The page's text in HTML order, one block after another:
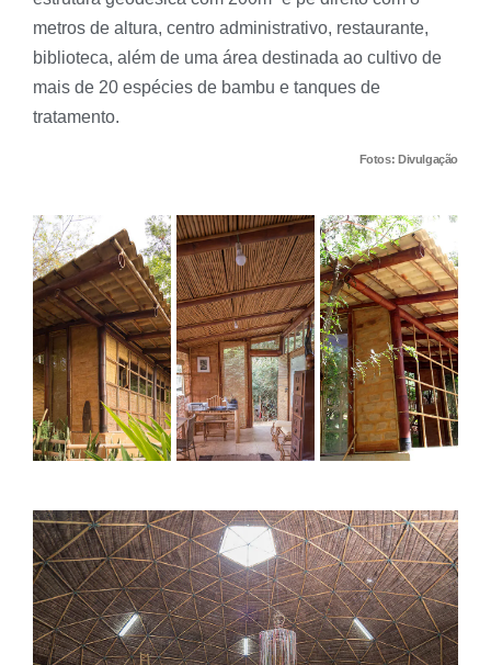
metros de altura, centro administrativo, restaurante,
biblioteca, além de uma área destinada ao cultivo de
mais de 20 espécies de bambu e tanques de
tratamento.
Fotos: Divulgação